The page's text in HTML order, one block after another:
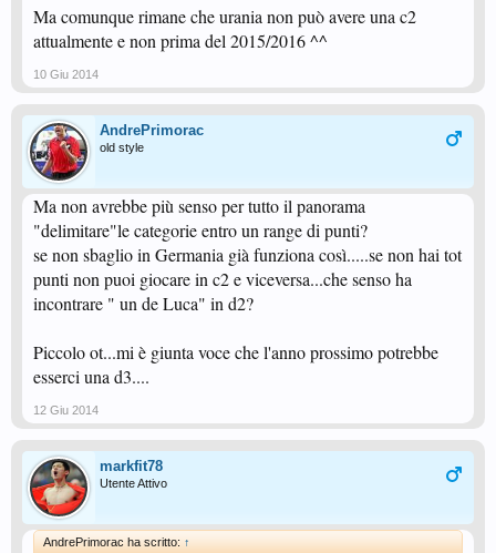
Ma comunque rimane che urania non può avere una c2
attualmente e non prima del 2015/2016 ^^
10 Giu 2014
AndrePrimorac
old style
Ma non avrebbe più senso per tutto il panorama
"delimitare"le categorie entro un range di punti?
se non sbaglio in Germania già funziona così.....se non hai tot
punti non puoi giocare in c2 e viceversa...che senso ha
incontrare " un de Luca" in d2?
Piccolo ot...mi è giunta voce che l'anno prossimo potrebbe
esserci una d3....
12 Giu 2014
markfit78
Utente Attivo
AndrePrimorac ha scritto: ↑